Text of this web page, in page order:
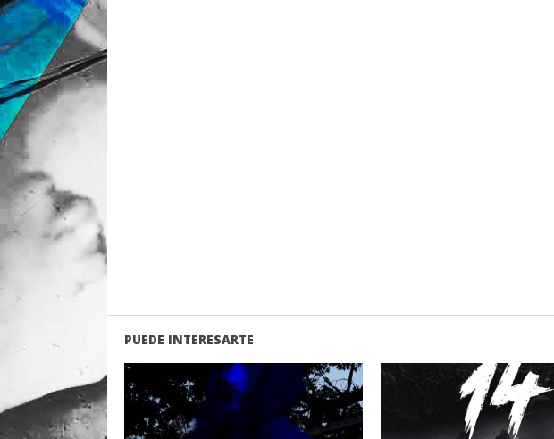
PUEDE INTERESARTE
LEER
LEER
MAS